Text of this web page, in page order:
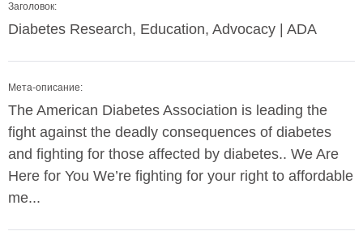
Заголовок:
Diabetes Research, Education, Advocacy | ADA
Мета-описание:
The American Diabetes Association is leading the
fight against the deadly consequences of diabetes
and fighting for those affected by diabetes.. We Are
Here for You We’re fighting for your right to affordable
me...